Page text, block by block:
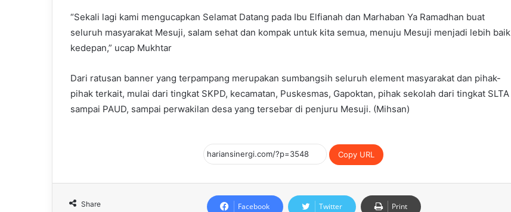
“Sekali lagi kami mengucapkan Selamat Datang pada Ibu Elfianah dan Marhaban Ya Ramadhan buat
seluruh masyarakat Mesuji, salam sehat dan kompak untuk kita semua, menuju Mesuji menjadi lebih baik
kedepan,” ucap Mukhtar
Dari ratusan banner yang terpampang merupakan sumbangsih seluruh element masyarakat dan pihak-
pihak terkait, mulai dari tingkat SKPD, kecamatan, Puskesmas, Gapoktan, pihak sekolah dari tingkat SLTA
sampai PAUD, sampai perwakilan desa yang tersebar di penjuru Mesuji. (Mihsan)
Copy URL
Share Facebook Twitter Print